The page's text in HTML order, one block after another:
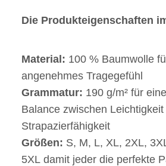
Die Produkteigenschaften
Material: 100 % Baumwolle
angenehmes Tragegefühl
Grammatur: 190 g/m² für
Balance zwischen Leichtigkeit
Strapazierfähigkeit
Größen: S, M, L, XL, 2XL,
5XL damit jeder die perfekte